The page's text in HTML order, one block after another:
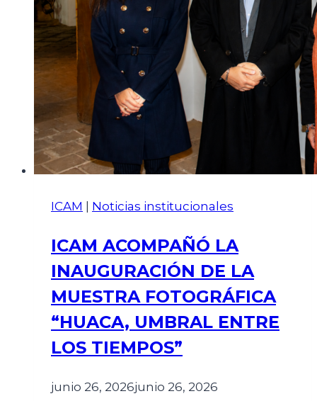
ICAM | Noticias institucionales
ICAM ACOMPAÑÓ LA
INAUGURACIÓN DE LA
MUESTRA FOTOGRÁFICA
“HUACA, UMBRAL ENTRE
LOS TIEMPOS”
junio 26, 2026junio 26, 2026